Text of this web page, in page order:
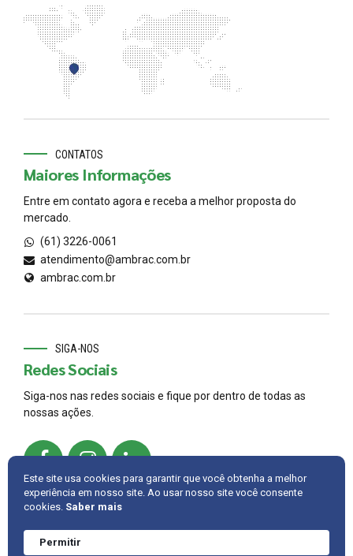
CONTATOS
Maiores Informações
Entre em contato agora e receba a melhor proposta do
mercado.
(61) 3226-0061
atendimento@ambrac.com.br
ambrac.com.br
SIGA-NOS
Redes Sociais
Siga-nos nas redes sociais e fique por dentro de todas as
nossas ações.
Este site usa cookies para garantir que você obtenha a melhor
experiência em nosso site. Ao usar nosso site você consente
cookies. Saber mais
Permitir
Precisa de ajuda?